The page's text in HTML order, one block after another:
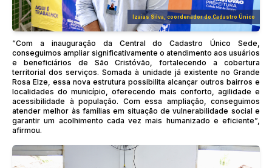
Izaias Silva, coordenador do Cadastro Único
“Com a inauguração da Central do Cadastro Único Sede,
conseguimos ampliar significativamente o atendimento aos usuários
e beneficiários de São Cristóvão, fortalecendo a cobertura
territorial dos serviços. Somada à unidade já existente no Grande
Rosa Elze, essa nova estrutura possibilita alcançar outros bairros e
localidades do município, oferecendo mais conforto, agilidade e
acessibilidade à população. Com essa ampliação, conseguimos
atender melhor às famílias em situação de vulnerabilidade social e
garantir um acolhimento cada vez mais humanizado e eficiente”,
afirmou.